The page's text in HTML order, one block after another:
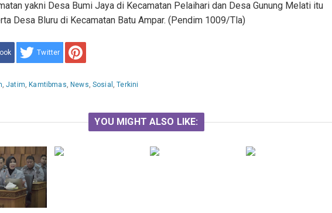
yakni Desa Bumi Jaya di Kecamatan Pelaihari dan Desa Gunung Melati itu
Desa Bluru di Kecamatan Batu Ampar. (Pendim 1009/Tla)
Twitter
,Jatim, Kamtibmas, News, Sosial ,Terkini
YOU MIGHT ALSO LIKE: